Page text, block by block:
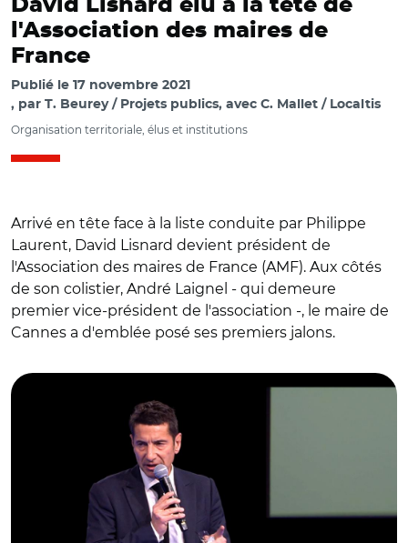
David Lisnard élu à la tête de
l'Association des maires de
France
Publié le 17 novembre 2021
par T. Beurey / Projets publics, avec C. Mallet / Localtis
Organisation territoriale, élus et institutions
Arrivé en tête face à la liste conduite par Philippe
Laurent, David Lisnard devient président de
l'Association des maires de France (AMF). Aux côtés
de son colistier, André Laignel - qui demeure
premier vice-président de l'association -, le maire de
Cannes a d'emblée posé ses premiers jalons.
© Capture vidéo AMF/ David Lisnard juste après la